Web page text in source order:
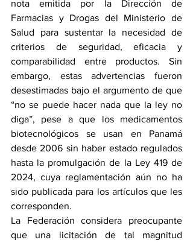
nota emitida por la Dirección de
Farmacias y Drogas del Ministerio de
Salud para sustentar la necesidad de
criterios de seguridad, eficacia y
comparabilidad entre productos. Sin
embargo, estas advertencias fueron
desestimadas bajo el argumento de que
“no se puede hacer nada que la ley no
diga”, pese a que los medicamentos
biotecnológicos se usan en Panamá
desde 2006 sin haber estado regulados
hasta la promulgación de la Ley 419 de
2024, cuya reglamentación aún no ha
sido publicada para los artículos que les
corresponden.
La Federación considera preocupante
que una licitación de tal magnitud